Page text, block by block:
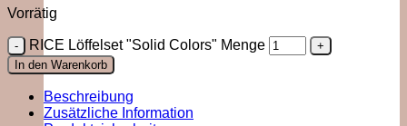
Vorrätig
RICE Löffelset "Solid Colors" Menge
In den Warenkorb
Beschreibung
Zusätzliche Information